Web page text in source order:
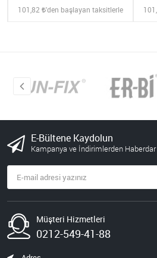
101,82 'den başlayan taksitlerle
E-Bültene Kaydolun
Kampanya ve İndirimlerden Haberdar
Müşteri Hizmetleri
0212-549-41-88